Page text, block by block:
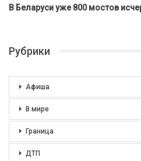
В Беларуси уже 800 мостов
Рубрики
Афиша
В мире
Граница
ДТП